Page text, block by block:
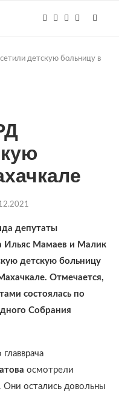
детскую больницу в
депутаты
Ильяс Мамаев и Малик
детскую больницу
Отмечается,
состоялась по
Собрания
осмотрели
Они остались довольны